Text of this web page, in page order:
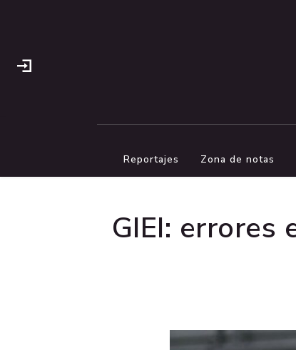
Reportajes Zona de notas
GIEI: errores